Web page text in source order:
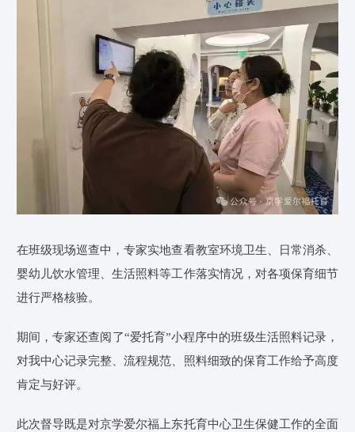
在班级现场巡查中，专家实地查看教室环境卫生、日常消杀、
婴幼儿饮水管理、生活照料等工作落实情况，对各项保育细节
进行严格核验。
期间，专家还查阅了“爱托育”小程序中的班级生活照料记录，
对我中心记录完整、流程规范、照料细致的保育工作给予高度
肯定与好评。
此次督导既是对京学爱尔福上东托育中心卫生保健工作的全面